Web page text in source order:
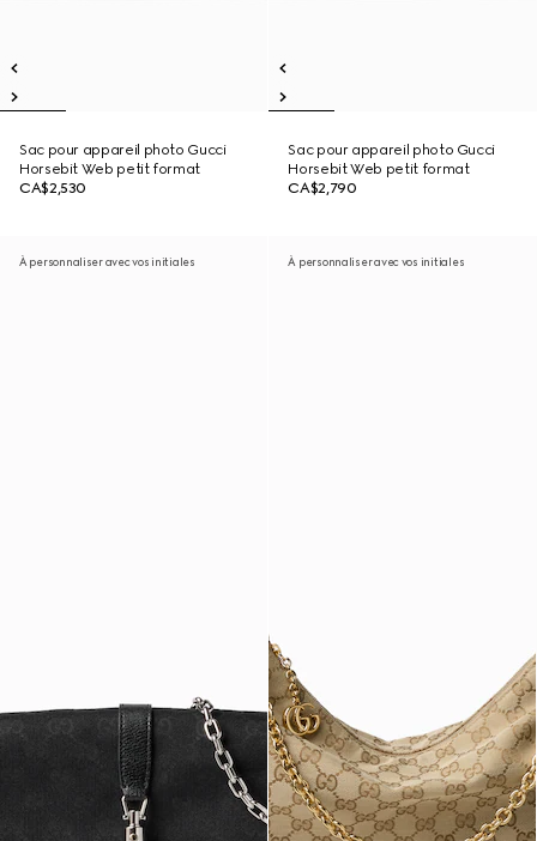
Sac pour appareil photo Gucci
Horsebit Web petit format
CA$2,530
Sac pour appareil photo Gucci
Horsebit Web petit format
CA$2,790
À personnaliser avec vos initiales À personnaliser avec vos initiales